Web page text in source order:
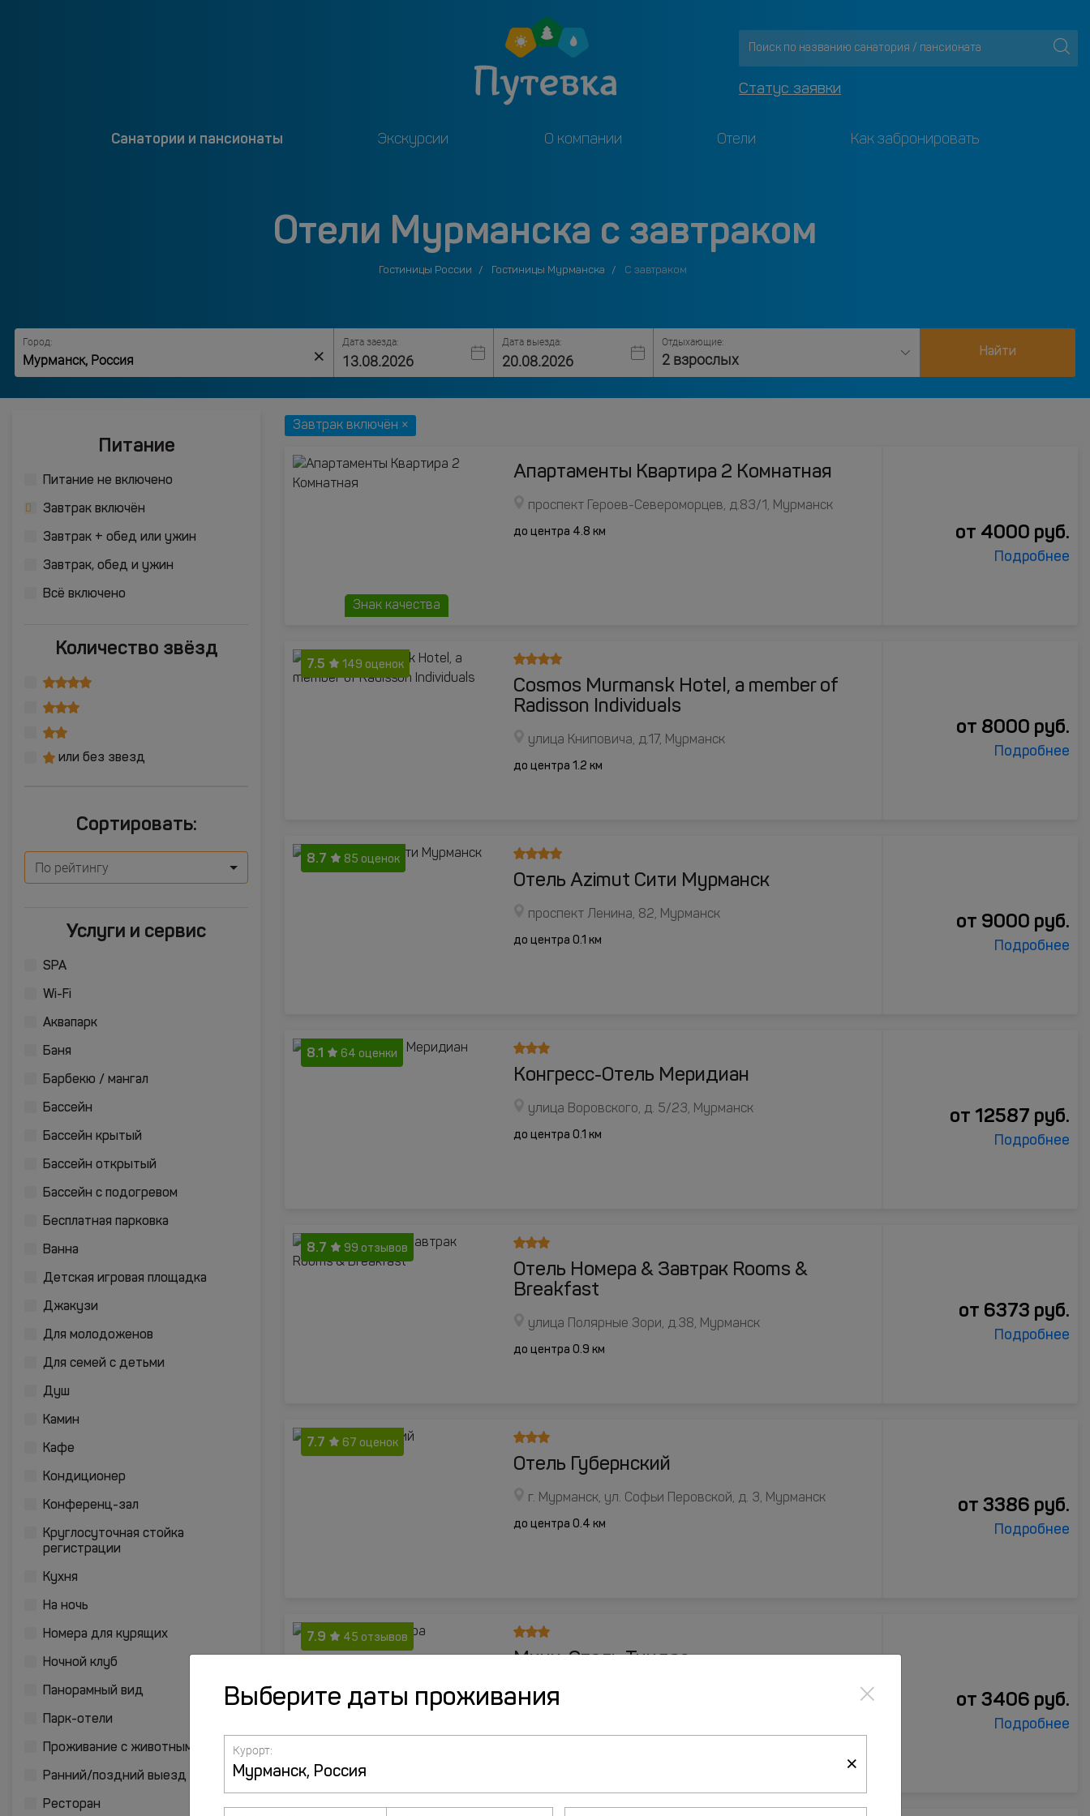
Статус заявки
Санатории и пансионаты Экскурсии О компании Отели Как забронировать
Отели Мурманска с завтраком
Гостиницы России Гостиницы Мурманска С завтраком
Город:
×
Дата заезда: Дата выезда: Отдыхающие:
2 взрослых Найти
Питание
Питание не включено
Завтрак включён
Завтрак + обед или ужин
Завтрак, обед и ужин
Всё включено
Количество звёзд
или без звезд
Сортировать:
По рейтингу
Услуги и сервис
SPA
Wi-Fi
Аквапарк
Баня
Барбекю / мангал
Бассейн
Бассейн крытый
Бассейн открытый
Бассейн с подогревом
Бесплатная парковка
Ванна
Детская игровая площадка
Джакузи
Для молодоженов
Для семей с детьми
Душ
Камин
Кафе
Кондиционер
Конференц-зал
Круглосуточная стойка
регистрации
Кухня
На ночь
Номера для курящих
Ночной клуб
Панорамный вид
Парк-отели
Проживание с животными
Ранний/поздний выезд
Ресторан
Завтрак включён ×
Знак качества
Апартаменты Квартира 2 Комнатная
проспект Героев-Североморцев, д.83/1, Мурманск
до центра 4.8 км от 4000 руб.
Подробнее
7.5 149 оценок
Cosmos Murmansk Hotel, a member of
Radisson Individuals
улица Книповича, д.17, Мурманск
до центра 1.2 км
от 8000 руб.
Подробнее
8.7 85 оценок
Отель Azimut Сити Мурманск
проспект Ленина, 82, Мурманск
до центра 0.1 км
от 9000 руб.
Подробнее
8.1 64 оценки
Конгресс-Отель Меридиан
улица Воровского, д. 5/23, Мурманск
до центра 0.1 км
от 12587 руб.
Подробнее
8.7 99 отзывов
Отель Номера & Завтрак Rooms &
Breakfast
улица Полярные Зори, д.38, Мурманск
до центра 0.9 км
от 6373 руб.
Подробнее
7.7 67 оценок
Отель Губернский
г. Мурманск, ул. Софьи Перовской, д. 3, Мурманск
до центра 0.4 км
от 3386 руб.
Подробнее
7.9 45 отзывов
Мини-Отель Тундра
улица Генерала Журбы, д.11, Мурманск от 3406 руб.
Подробнее
Выберите даты проживания ×
Курорт:
×